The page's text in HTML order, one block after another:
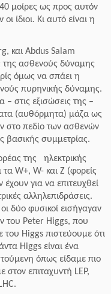
μοίρες ως προς αυτόν
ίδιοι. Κι αυτό είναι η
και Abdus Salam
ασθενούς δύναμης
όμως να σπάει η
πυρηνικής δύναμης.
στις εξισώσεις της –
(αυθόρμητα) μάζα ως
στο πεδίο των ασθενών
συμμετρίας.
της ηλεκτρικής
W+, W- και Z (φορείς
για να επιτευχθεί
αλληλεπιδράσεις.
δύο φυσικοί εισήγαγαν
του Peter Higgs, που
Higgs πιστεύουμε ότι
Higgs είναι ένα
όπως είδαμε πιο
επιταχυντή LEP,